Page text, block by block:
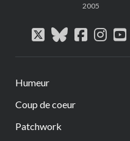
2005
twitterbluesky
Humeur
Coup de coeur
Patchwork